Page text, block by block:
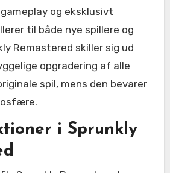
og eksklusivt
til både nye spillere og
Remastered skiller sig ud
opgradering af alle
spil, mens den bevarer
i Sprunkly